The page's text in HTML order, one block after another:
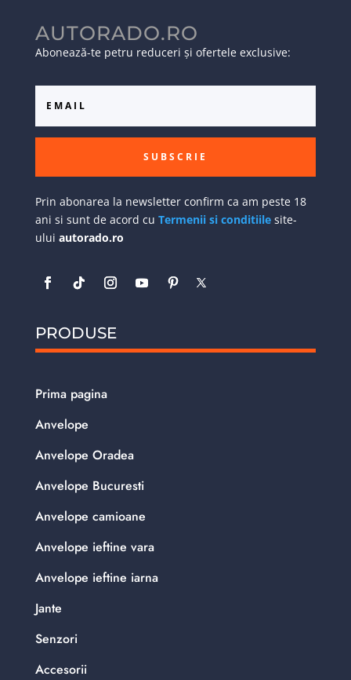
AUTORADO.RO
Abonează-te petru reduceri și ofertele exclusive:
SUBSCRIE
Prin abonarea la newsletter confirm ca am peste 18
ani si sunt de acord cu Termenii si conditiilesite-
ului autorado.ro
PRODUSE
Prima pagina
Anvelope
Anvelope Oradea
Anvelope Bucuresti
Anvelope camioane
Anvelope ieftine vara
Anvelope ieftine iarna
Jante
Senzori
Accesorii